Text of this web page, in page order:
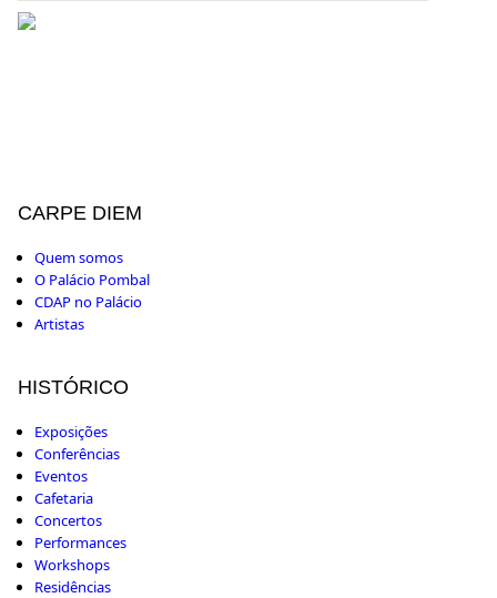
CARPE DIEM
Quem somos
O Palácio Pombal
CDAP no Palácio
Artistas
HISTÓRICO
Exposições
Conferências
Eventos
Cafetaria
Concertos
Performances
Workshops
Residências